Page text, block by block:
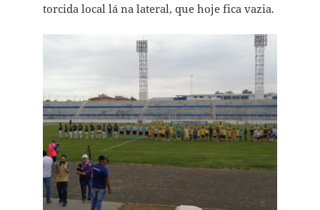
torcida local lá na lateral, que hoje fica vazia.